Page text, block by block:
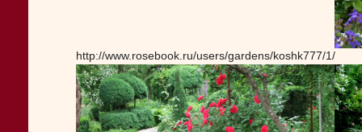
http://www.rosebook.ru/users/gardens/koshk777/1/